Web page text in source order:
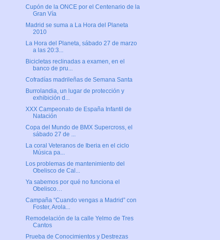
Cupón de la ONCE por el Centenario de la
Gran Vía
Madrid se suma a La Hora del Planeta
2010
La Hora del Planeta, sábado 27 de marzo
a las 20:3...
Bicicletas reclinadas a examen, en el
banco de pru...
Cofradías madrileñas de Semana Santa
Burrolandia, un lugar de protección y
exhibición d...
XXX Campeonato de España Infantil de
Natación
Copa del Mundo de BMX Supercross, el
sábado 27 de ...
La coral Veteranos de Iberia en el ciclo
Música pa...
Los problemas de mantenimiento del
Obelisco de Cal...
Ya sabemos por qué no funciona el
Obelisco…
Campaña “Cuando vengas a Madrid” con
Foster, Arola...
Remodelación de la calle Yelmo de Tres
Cantos
Prueba de Conocimientos y Destrezas